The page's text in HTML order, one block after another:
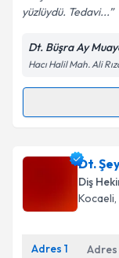
Kişisel
Metni'ni
yüzlüydü. Tedavi...
Dt. Büşra Ay
Hacı Halil Mah. Ali
Randevu
Dt. Büşra Ay
bu
Dt.
Diş
Kocaeli
Adres 1 Adres